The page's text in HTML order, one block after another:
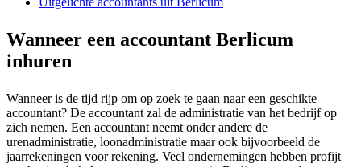
Wanneer een accountant Berlicum
inhuren
Wanneer is de tijd rijp om op zoek te gaan naar een geschikte
accountant? De accountant zal de administratie van het bedrijf op
zich nemen. Een accountant neemt onder andere de
urenadministratie, loonadministratie maar ook bijvoorbeeld de
jaarrekeningen voor rekening. Veel ondernemingen hebben profijt